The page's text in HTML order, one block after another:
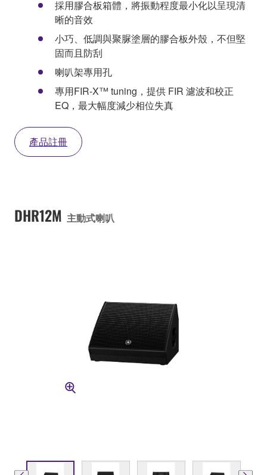
採用膠合板箱體，將振動程度最小化以呈現清
晰的音效
小巧、低調與聚脲塗層的膠合板外殼，不但堅
固而且防刮
喇叭架專用孔
專用FIR-X™ tuning，提供 FIR 濾波和校正
EQ，最大幅度減少相位失真
產品註冊
DHR12M 主動式喇叭